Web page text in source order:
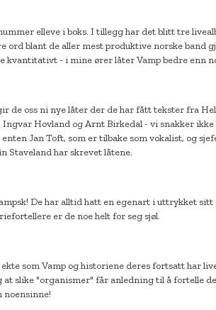
elleve i boks. I tillegg har det blitt tre
ord blant de aller mest produktive norske band
kvantitativt - i mine ører låter Vamp bedre enn
de oss ni nye låter der de har fått tekster fra
Ingvar Hovland og Arnt Birkedal - vi snakker
Jan Toft, som er tilbake som vokalist, og
Staveland har skrevet låtene.
De har alltid hatt en egenart i uttrykket sitt
er de noe helt for seg sjøl.
som Vamp og historiene deres fortsatt har
slike "organismer" får anledning til å fortelle
noensinne!